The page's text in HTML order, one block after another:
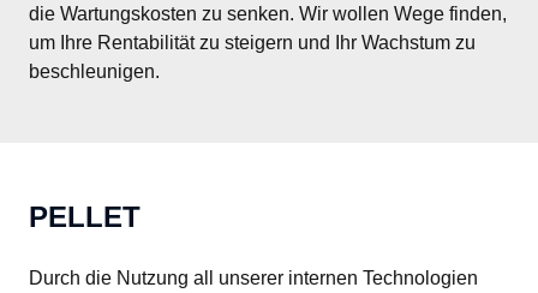
die Wartungskosten zu senken. Wir wollen Wege finden,
um Ihre Rentabilität zu steigern und Ihr Wachstum zu
beschleunigen.
PELLET
Durch die Nutzung all unserer internen Technologien